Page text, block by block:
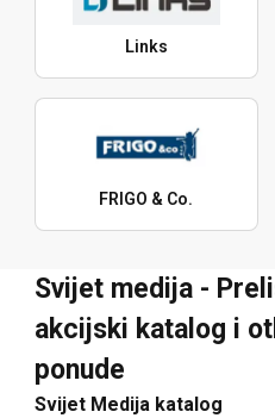
Links
FRIGO & Co.
Svijet medija -
akcijski katalog i
ponude
Svijet Medija katalog